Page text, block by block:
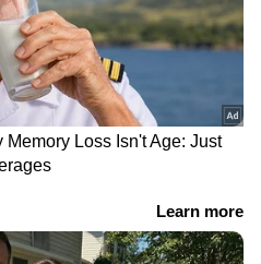
പിന്നീട്
ഡിസംബര്‍ 26ന്
ആദ്യ ടെസ്റ്റ്. രണ്ടാം
ലോകകപ്പിന്